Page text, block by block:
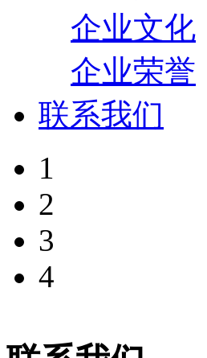
企业文化
企业荣誉
联系我们
1
2
3
4